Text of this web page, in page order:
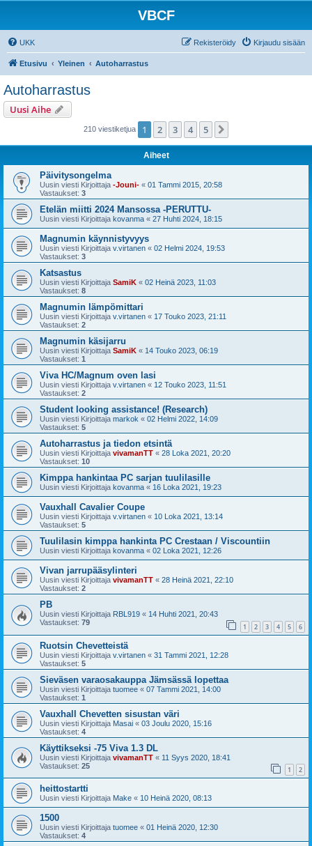
VBCF
UKK Kirjaudu sisään
Rekisteröidy
Etusivu Yleinen Autoharrastus
Autoharrastus
Uusi Aihe
210 viestiketjua 1 2 3 4 5
Aiheet
Päivitysongelma
Uusin viesti Kirjoittaja -Jouni- « 01 Tammi 2015, 20:58
Vastaukset: 3
Etelän miitti 2024 Mansossa -PERUTTU-
Uusin viesti Kirjoittaja kovanma « 27 Huhti 2024, 18:15
Magnumin käynnistyvyys
Uusin viesti Kirjoittaja v.virtanen « 02 Helmi 2024, 19:53
Vastaukset: 3
Katsastus
Uusin viesti Kirjoittaja SamiK « 02 Heinä 2023, 11:03
Vastaukset: 8
Magnumin lämpömittari
Uusin viesti Kirjoittaja v.virtanen « 17 Touko 2023, 21:11
Vastaukset: 2
Magnumin käsijarru
Uusin viesti Kirjoittaja SamiK « 14 Touko 2023, 06:19
Vastaukset: 1
Viva HC/Magnum oven lasi
Uusin viesti Kirjoittaja v.virtanen « 12 Touko 2023, 11:51
Vastaukset: 2
Student looking assistance! (Research)
Uusin viesti Kirjoittaja markok « 02 Helmi 2022, 14:09
Vastaukset: 5
Autoharrastus ja tiedon etsintä
Uusin viesti Kirjoittaja vivamanTT « 28 Loka 2021, 20:20
Vastaukset: 10
Kimppa hankintaa PC sarjan tuulilasille
Uusin viesti Kirjoittaja kovanma « 16 Loka 2021, 19:23
Vauxhall Cavalier Coupe
Uusin viesti Kirjoittaja v.virtanen « 10 Loka 2021, 13:14
Vastaukset: 5
Tuulilasin kimppa hankinta PC Crestaan / Viscountiin
Uusin viesti Kirjoittaja kovanma « 02 Loka 2021, 12:26
Vivan jarrupääsylinteri
Uusin viesti Kirjoittaja vivamanTT « 28 Heinä 2021, 22:10
Vastaukset: 2
PB
Uusin viesti Kirjoittaja RBL919 « 14 Huhti 2021, 20:43
Vastaukset: 79 1 2 3 4 5 6
Ruotsin Chevetteistä
Uusin viesti Kirjoittaja v.virtanen « 31 Tammi 2021, 12:28
Vastaukset: 5
Sieväsen varaosakauppa Jämsässä lopettaa
Uusin viesti Kirjoittaja tuomee « 07 Tammi 2021, 14:00
Vastaukset: 1
Vauxhall Chevetten sisustan väri
Uusin viesti Kirjoittaja Masai « 03 Joulu 2020, 15:16
Vastaukset: 4
Käyttikseksi -75 Viva 1.3 DL
Uusin viesti Kirjoittaja vivamanTT « 11 Syys 2020, 18:41
Vastaukset: 25 1 2
heittostartti
Uusin viesti Kirjoittaja Make « 10 Heinä 2020, 08:13
1500
Uusin viesti Kirjoittaja tuomee « 01 Heinä 2020, 12:30
Vastaukset: 4